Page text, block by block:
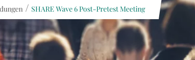
/ SHARE Wave 6 Post-Pretest Meeting